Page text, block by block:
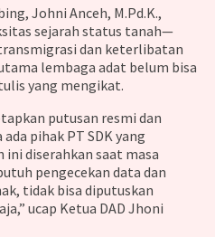
Johni Anceh, M.Pd.K.,
sejarah status tanah—
dan keterlibatan
lembaga adat belum bisa
yang mengikat.
putusan resmi dan
pihak PT SDK yang
diserahkan saat masa
pengecekan data dan
tidak bisa diputuskan
ucap Ketua DAD Jhoni